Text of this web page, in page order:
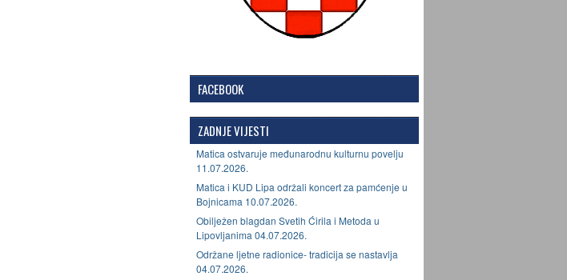
FACEBOOK
ZADNJE VIJESTI
Matica ostvaruje međunarodnu kulturnu povelju
11.07.2026.
Matica i KUD Lipa održali koncert za pamćenje u
Bojnicama 10.07.2026.
Obilježen blagdan Svetih Ćirila i Metoda u
Lipovljanima 04.07.2026.
Održane ljetne radionice- tradicija se nastavlja
04.07.2026.